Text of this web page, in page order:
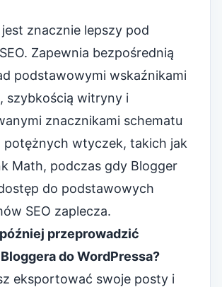
znacznie lepszy pod
Zapewnia bezpośrednią
podstawowymi wskaźnikami
szybkością witryny i
znacznikami schematu
potężnych wtyczek, takich jak
Math, podczas gdy Blogger
do podstawowych
SEO zaplecza.
przeprowadzić
do WordPressa?
eksportować swoje posty i